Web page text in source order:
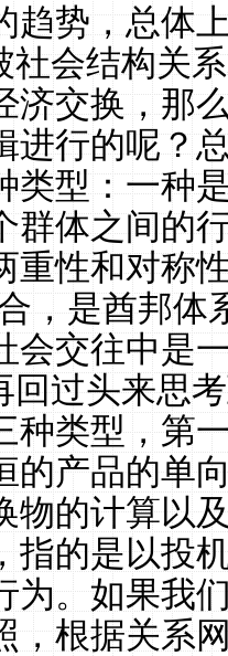
趋势，总体
社会结构关
济交换，那
进行的呢？
类型：一种
群体之间的
重性和对称
，是酋邦体
会交往中是
回过头来思
种类型，第
的产品的单
物的计算以
指的是以投
为。如果我
，根据关系